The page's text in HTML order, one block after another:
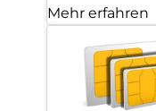
Mehr erfahren